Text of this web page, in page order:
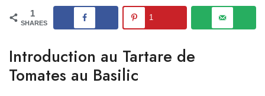
1
SHARES
1
Introduction au Tartare de
Tomates au Basilic